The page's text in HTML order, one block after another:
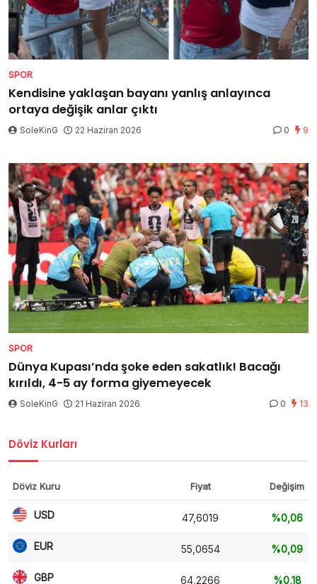
SPOR
Kendisine yaklaşan bayanı yanlış anlayınca
ortaya değişik anlar çıktı
SoleKinG 22 Haziran 2026 0 9
SPOR
Dünya Kupası’nda şoke eden sakatlık! Bacağı
kırıldı, 4-5 ay forma giyemeyecek
SoleKinG 21 Haziran 2026 0 13
Döviz Kurları
Döviz Kuru Fiyat Değişim
USD 47,6019 %0,06
EUR 55,0654 %0,09
GBP 64,2266 %0,18